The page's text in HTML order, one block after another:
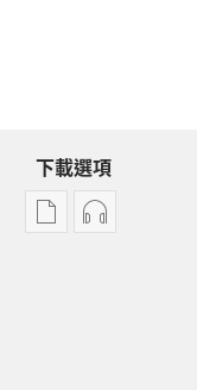
下載選項
出
音